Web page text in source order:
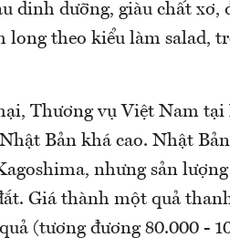
dinh dưỡng, giàu chất xơ,
long theo kiểu làm salad,
Thương vụ Việt Nam tại
Bản khá cao. Nhật
nhưng sản
Giá thành một quả
(tương đương 80.000 -